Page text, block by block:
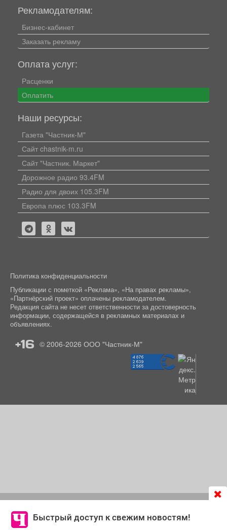
Быстрый доступ к свежим новостям!
согласие на обработку файлов cookie, которые
обеспечивают корректную работу сайта и сбора
Рекламодателям:
Бизнес-кабинет
Заказать рекламу
Оплата услуг:
Расценки
Оплатить
Наши ресурсы:
Газета "Частник-М"
Сайт chastnik-m.ru
Сайт "Частник. Маркет"
Дорожное радио 93.4FM
Радио для двоих 105.3FM
Европа плюс 103.3FM
Политика конфиденциальности
Публикации с пометкой «Реклама», «На правах рекламы»,
«Партнёрский проект» оплачены рекламодателем.
Редакция сайта не несет ответственности за достоверность
информации, содержащейся в рекламных материалах и
объявлениях.
+16 © 2006-2026 ООО "Частник-М"